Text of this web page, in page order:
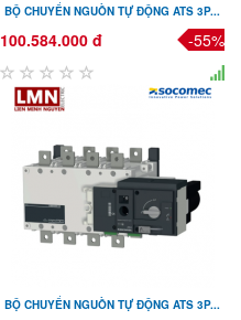
BỘ CHUYỂN NGUỒN TỰ ĐỘNG ATS 3P...
100.584.000 đ -55%
BỘ CHUYỂN NGUỒN TỰ ĐỘNG ATS 3P...